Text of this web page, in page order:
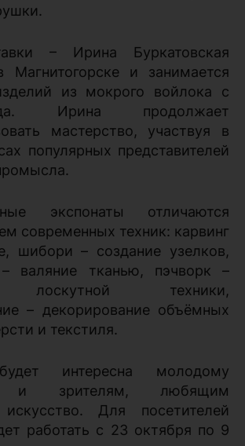
– Ирина Буркатовская
Магнитогорске и занимается
из мокрого войлока с
Ирина продолжает
мастерство, участвуя в
популярных представителей
экспонаты отличаются
современных техник: карвинг
шибори – создание узелков,
– валяние тканью, пэчворк –
лоскутной техники,
– декорирование объёмных
и текстиля.
интересна молодому
и зрителям, любящим
искусство. Для посетителей
работать с 23 октября по 9